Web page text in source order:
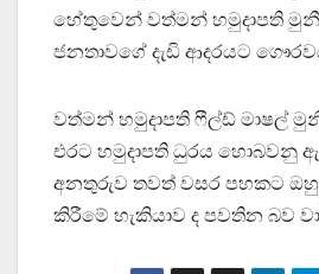
හේතුවෙන් වත්මන් හමුදාපති
ජනතාවගේ දැඩි ආදරයට
වත්මන් හමුදාපති ෆීල්ඩ් මාෂල්
එරට හමුදාපති ධුරය හොබවනු
අනතුරුව තවත් වසර පහකට
කිරීමේ හැකියාව ද පවතින බව